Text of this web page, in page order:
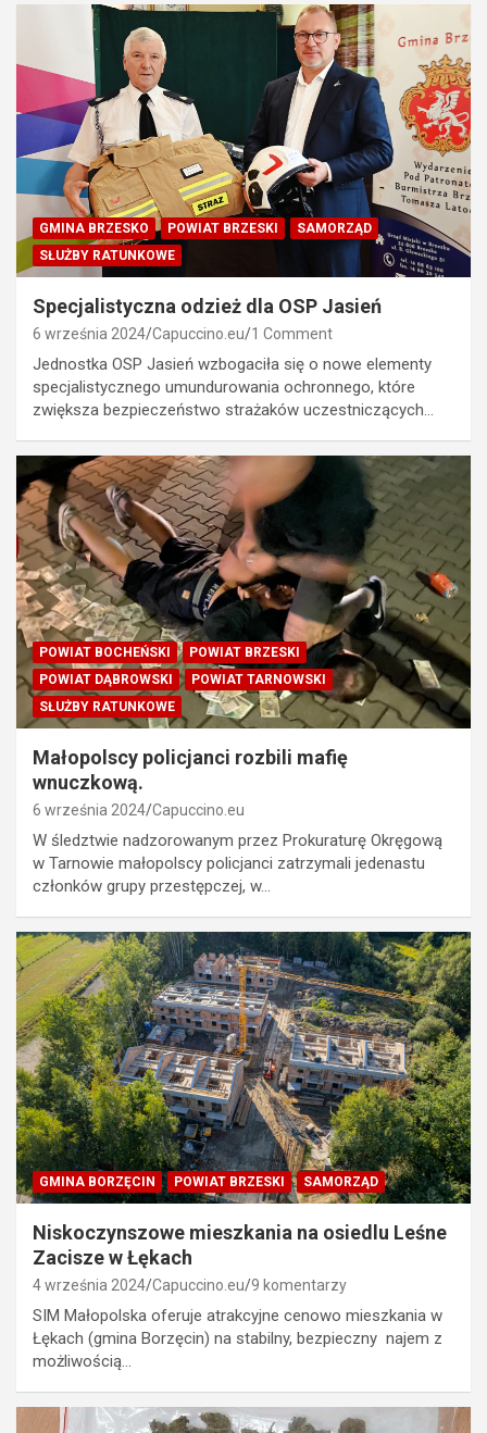
GMINA BRZESKO POWIAT BRZESKI
SAMORZĄD
SŁUŻBY RATUNKOWE
Specjalistyczna odzież dla OSP Jasień
6 września 2024 Capuccino.eu 1 Comment
Jednostka OSP Jasień wzbogaciła się o nowe elementy
specjalistycznego umundurowania ochronnego, które
zwiększa bezpieczeństwo strażaków uczestniczących…
POWIAT BOCHEŃSKI
POWIAT BRZESKI
POWIAT DĄBROWSKI
POWIAT TARNOWSKI
SŁUŻBY RATUNKOWE
Małopolscy policjanci rozbili mafię
wnuczkową.
6 września 2024 Capuccino.eu
W śledztwie nadzorowanym przez Prokuraturę Okręgową
w Tarnowie małopolscy policjanci zatrzymali jedenastu
członków grupy przestępczej, w…
GMINA BORZĘCIN POWIAT BRZESKI SAMORZĄD
Niskoczynszowe mieszkania na osiedlu Leśne
Zacisze w Łękach
4 września 2024 Capuccino.eu 9 komentarzy
SIM Małopolska oferuje atrakcyjne cenowo mieszkania w
Łękach (gmina Borzęcin) na stabilny, bezpieczny najem z
możliwością…